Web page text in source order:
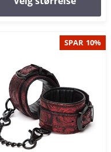
SPAR 10%